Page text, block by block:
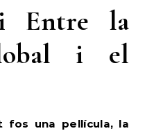
Entre la
i el
una pel·lícula, la